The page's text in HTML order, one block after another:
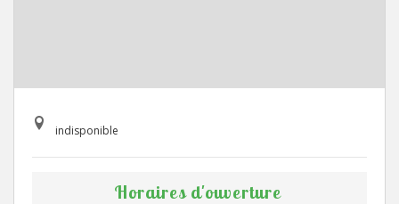
indisponible
Horaires d'ouverture